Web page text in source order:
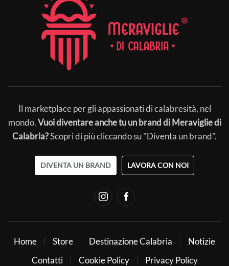
Il marketplace per gli appassionati di calabresità, nel
mondo.Vuoi diventare anche tu un brand di Meraviglie di
Calabria?Scopri di più cliccando su "Diventa un brand".
DIVENTA UN BRAND LAVORA CON NOI
Home Store Destinazione Calabria
Notizie
Contatti
Cookie Policy
Privacy Policy